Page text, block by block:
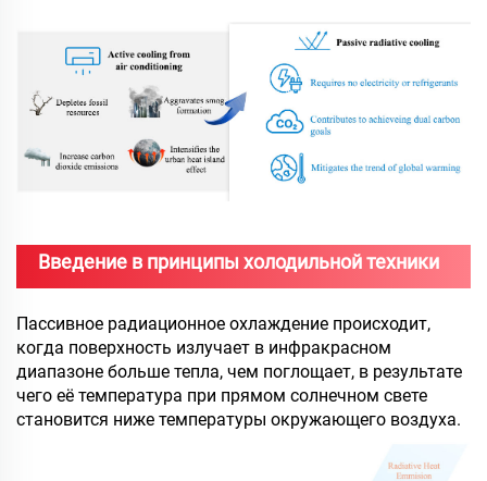
Введение в принципы холодильной техники
Пассивное радиационное охлаждение происходит,
когда поверхность излучает в инфракрасном
диапазоне больше тепла, чем поглощает, в результате
чего её температура при прямом солнечном свете
становится ниже температуры окружающего воздуха.